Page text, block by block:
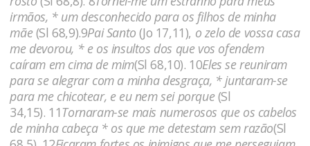
irmãos, * um desconhecido para os filhos de minha
mãe(Sl 68,9).9Pai Santo(Jo 17,11), o zelo de vossa casa
me devorou, * e os insultos dos que vos ofendem
caíram em cima de mim(Sl 68,10). 10Eles se reuniram
para se alegrar com a minha desgraça, * juntaram-se
para me chicotear, e eu nem sei porque(Sl
34,15). 11Tornaram-se mais numerosos que os cabelos
de minha cabeça * os que me detestam sem razão(Sl